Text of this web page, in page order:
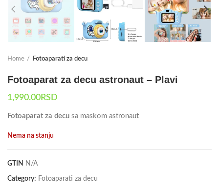
Home Fotoaparati za decu
Fotoaparat za decu astronaut – Plavi
1,990.00RSD
Fotoaparat za decu sa maskom astronaut
Nema na stanju
GTIN N/A
Category: Fotoaparati za decu